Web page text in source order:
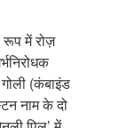
रूप में रोज़
गोली (कंबाइंड
नाम के दो